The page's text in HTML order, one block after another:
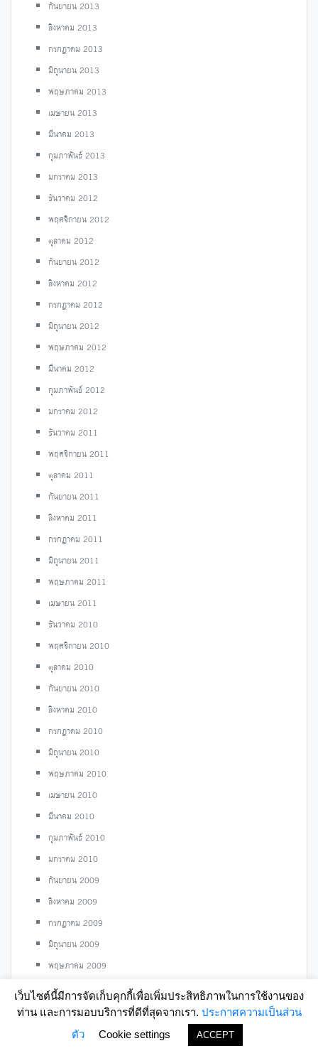
กันยายน 2013
สิงหาคม 2013
กรกฎาคม 2013
มิถุนายน 2013
พฤษภาคม 2013
เมษายน 2013
มีนาคม 2013
กุมภาพันธ์ 2013
มกราคม 2013
ธันวาคม 2012
พฤศจิกายน 2012
ตุลาคม 2012
กันยายน 2012
สิงหาคม 2012
กรกฎาคม 2012
มิถุนายน 2012
พฤษภาคม 2012
มีนาคม 2012
กุมภาพันธ์ 2012
มกราคม 2012
ธันวาคม 2011
พฤศจิกายน 2011
ตุลาคม 2011
กันยายน 2011
สิงหาคม 2011
กรกฎาคม 2011
มิถุนายน 2011
พฤษภาคม 2011
เมษายน 2011
ธันวาคม 2010
พฤศจิกายน 2010
ตุลาคม 2010
กันยายน 2010
สิงหาคม 2010
กรกฎาคม 2010
มิถุนายน 2010
พฤษภาคม 2010
เมษายน 2010
มีนาคม 2010
กุมภาพันธ์ 2010
มกราคม 2010
กันยายน 2009
สิงหาคม 2009
กรกฎาคม 2009
มิถุนายน 2009
พฤษภาคม 2009
เมษายน 2009
มีนาคม 2009
กุมภาพันธ์ 2009
เว็บไซต์นี้มีการจัดเก็บคุกกี้เพื่อเพิ่มประสิทธิภาพในการใช้งานของ
ท่าน และการมอบบริการที่ดีที่สุดจากเรา. ประกาศความเป็นส่วน
ตัว
Cookie settings ACCEPT